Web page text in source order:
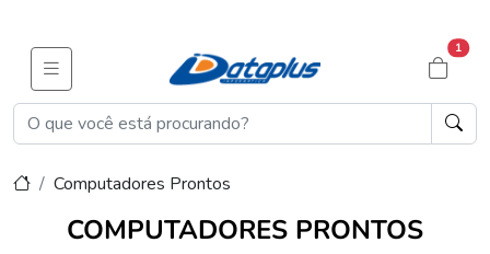
1
Computadores Prontos
COMPUTADORES PRONTOS